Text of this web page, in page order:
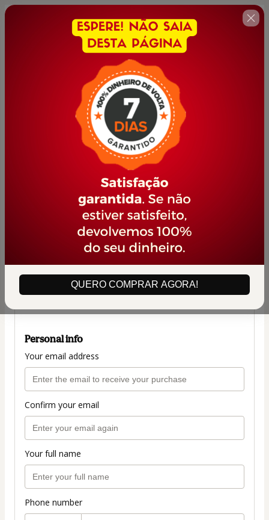
QUERO COMPRAR AGORA!
🇺🇸 Change country
YOUTUBER DE SUCESSO
Author: PORTAL JOVEM EMPREENDEDOR
$42.00
(+ applicable taxes. Click herefor more
information)
Personal info
Your email address
Confirm your email
Your full name
Phone number